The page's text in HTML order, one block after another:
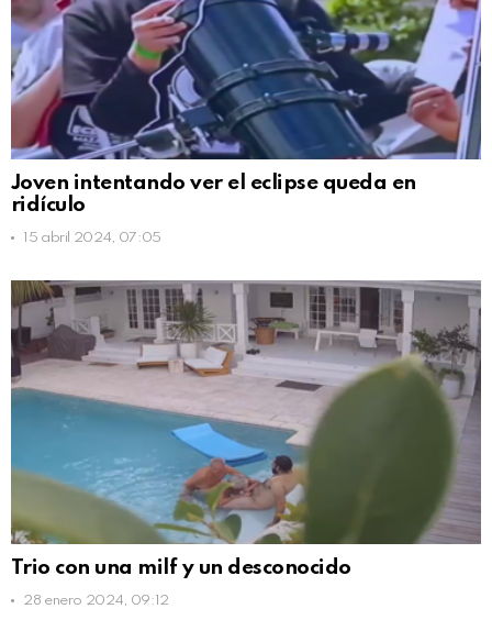
Joven intentando ver el eclipse queda en
ridículo
15 abril 2024, 07:05
Trio con una milf y un desconocido
28 enero 2024, 09:12